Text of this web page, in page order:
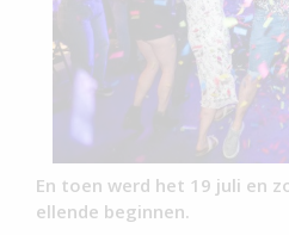
En toen werd het 19 juli en
ellende beginnen.